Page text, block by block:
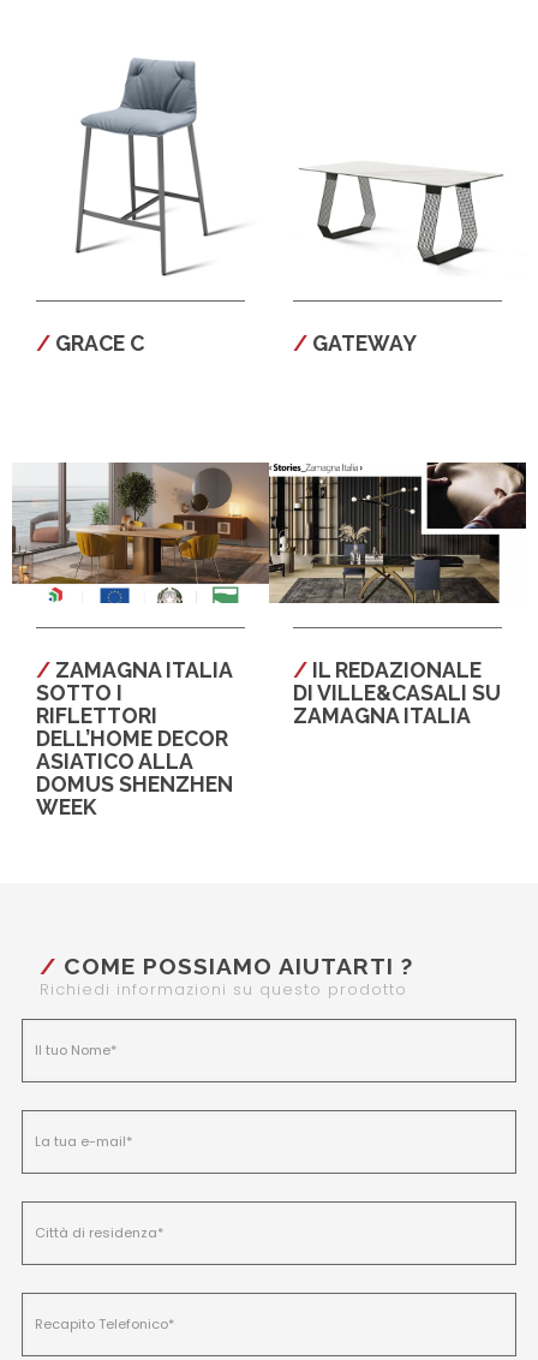
GRACE C GATEWAY
ZAMAGNA ITALIA
SOTTO I
RIFLETTORI
DELL’HOME DECOR
ASIATICO ALLA
DOMUS SHENZHEN
WEEK
IL REDAZIONALE
DI VILLE&CASALI SU
ZAMAGNA ITALIA
COME POSSIAMO AIUTARTI ?
Richiedi informazioni su questo prodotto